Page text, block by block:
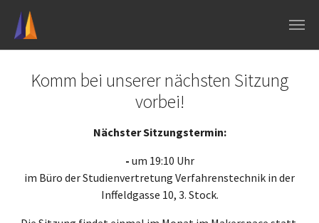
Komm bei unserer nächsten Sitzung
vorbei!
Nächster Sitzungstermin:
- um 19:10 Uhr
im Büro der Studienvertretung Verfahrenstechnik in der
Inffeldgasse 10, 3. Stock.